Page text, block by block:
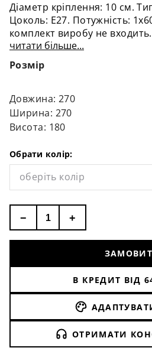
Діаметр кріплення: 10 см.
Цоколь: Е27. Потужність:
комплект виробу не входить.
читати більше...
Розмір
Довжина: 270
Ширина: 270
Висота: 180
Обрати колір:
оберіть колір
− +
В КРЕДИТ ВІД
ОТРИМАТИ